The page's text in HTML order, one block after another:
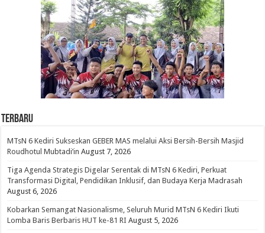
Terbaru
MTsN 6 Kediri Sukseskan GEBER MAS melalui Aksi Bersih-Bersih Masjid
Roudhotul Mubtadi’in August 7, 2026
Tiga Agenda Strategis Digelar Serentak di MTsN 6 Kediri, Perkuat
Transformasi Digital, Pendidikan Inklusif, dan Budaya Kerja Madrasah
August 6, 2026
Kobarkan Semangat Nasionalisme, Seluruh Murid MTsN 6 Kediri Ikuti
Lomba Baris Berbaris HUT ke-81 RI August 5, 2026